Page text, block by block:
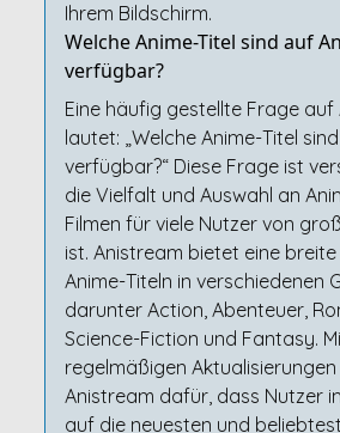
Ihrem Bildschirm.
Welche Anime-Titel sind auf
verfügbar?
Eine häufig gestellte Frage auf
lautet: „Welche Anime-Titel
verfügbar?“ Diese Frage ist
die Vielfalt und Auswahl an
Filmen für viele Nutzer von
ist. Anistream bietet eine
Anime-Titeln in verschiedenen
darunter Action, Abenteuer,
Science-Fiction und Fantasy.
regelmäßigen
Anistream dafür, dass Nutzer
auf die neuesten und